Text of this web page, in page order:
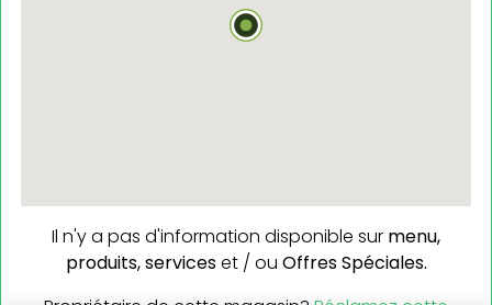
Il n'y a pas d'information disponible sur menu,
produits,serviceset / ou Offres Spéciales.